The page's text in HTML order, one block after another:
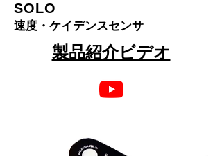
SOLO
速度・ケイデンスセンサ
製品紹介ビデオ